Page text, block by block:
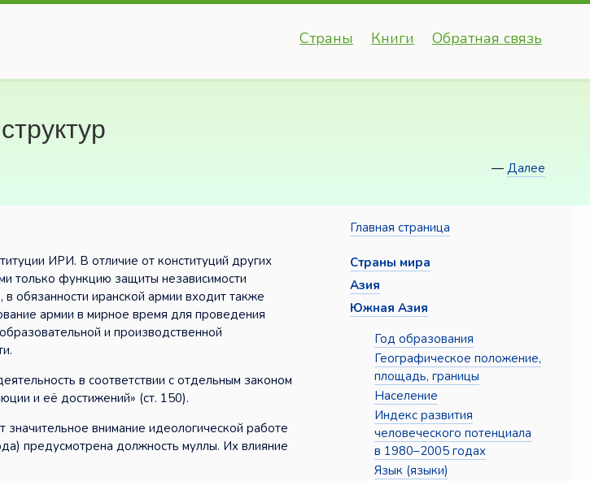
Страны Книги Обратная связь
— Далее
ИРИ. В отличие от конституций других
только функцию защиты независимости
обязанности иранской армии входит также
армии в мирное время для проведения
и производственной
в соответствии с отдельным законом
и её достижений» (ст. 150).
внимание идеологической работе
предусмотрена должность муллы. Их влияние
Главная страница
Страны мира
Азия
Южная Азия
Год образования
Географическое положение,
площадь, границы
Население
Индекс развития
человеческого потенциала
в 1980–2005 годах
Язык (языки)